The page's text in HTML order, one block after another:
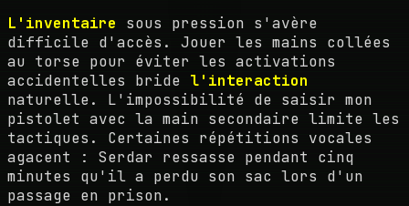
L'inventaire sous pression s'avère
difficile d'accès. Jouer les mains collées
au torse pour éviter les activations
accidentelles bride l'interaction
naturelle. L'impossibilité de saisir mon
pistolet avec la main secondaire limite les
tactiques. Certaines répétitions vocales
agacent : Serdar ressasse pendant cinq
minutes qu'il a perdu son sac lors d'un
passage en prison.